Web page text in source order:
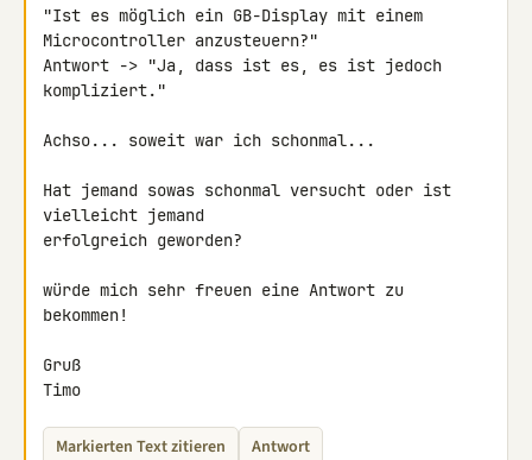
"Ist es möglich ein GB-Display mit einem
Microcontroller anzusteuern?"
Antwort -> "Ja, dass ist es, es ist jedoch
kompliziert."
Achso... soweit war ich schonmal...
Hat jemand sowas schonmal versucht oder ist
vielleicht jemand
erfolgreich geworden?
würde mich sehr freuen eine Antwort zu
bekommen!
Gruß
Timo
Markierten Text zitieren Antwort